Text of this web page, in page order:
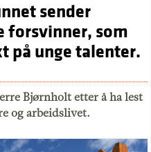
sender
forsvinner, som
på unge talenter.
Bjørnholt etter å ha lest
og arbeidslivet.